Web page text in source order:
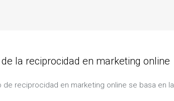
la reciprocidad en marketing online
de reciprocidad en marketing online se basa en la